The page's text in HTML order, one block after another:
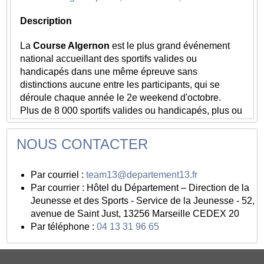
Veiller au bon déroulement du parcours d’exposition
Description
LaCourse Algernon est le plus grand événement
national accueillant des sportifs valides ou
handicapés dans une même épreuve sans
distinctions aucune entre les participants, qui se
déroule chaque année le 2e weekend d'octobre.
Plus de 8 000 sportifs valides ou handicapés, plus ou
moins éloignés de la pratique sportive (personnes
mental, psychique, sensoriel, polyhandicapés, ...), se
mêmes objectifs.
En y couplant, le samedi, des activités sportives et
culturelles gratuites et ouvertes à tous, et des
animations festives et musicales le dimanche,
Algernon mobilise le tissu associatif marseillais.
NOUS CONTACTER
Par courriel :team13@departement13.fr
Par courrier : Hôtel du Département – Direction de la
Jeunesse et des Sports - Service de la Jeunesse - 52,
avenue de Saint Just, 13256 Marseille CEDEX 20
Par téléphone :04 13 31 96 65